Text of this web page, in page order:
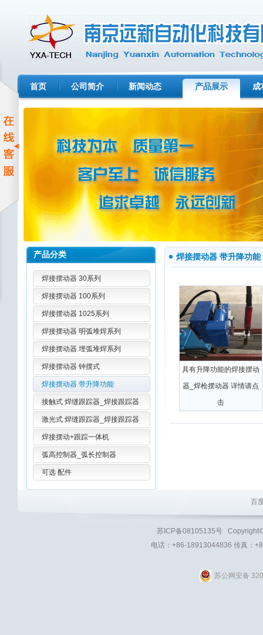
首页 公司简介 新闻动态 产品展示 成
产品分类
焊接摆动器 30系列
焊接摆动器 100系列
焊接摆动器 1025系列
焊接摆动器 明弧堆焊系列
焊接摆动器 埋弧堆焊系列
焊接摆动器 钟摆式
焊接摆动器 带升降功能
接触式 焊缝跟踪器_焊接跟踪器
激光式 焊缝跟踪器_焊接跟踪器
焊接摆动+跟踪一体机
弧高控制器_弧长控制器
可选 配件
焊接摆动器 带升降功能
具有升降功能的焊接摆动
器_焊枪摆动器 详情请点
击
百
苏ICP备08105135号 Copyright
电话：+86-18913044836 传真：
苏公网安备